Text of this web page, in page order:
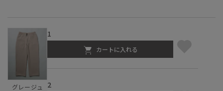
グレージュ
1
カートに入れる
2